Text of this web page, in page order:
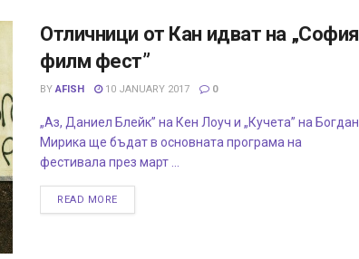
Отличници от Кан идват на „София
филм фест”
BY AFISH 10 JANUARY 2017 0
„Аз, Даниел Блейк” на Кен Лоуч и „Кучета” на Богдан
Мирика ще бъдат в основната програма на
фестивала през март ...
READ MORE